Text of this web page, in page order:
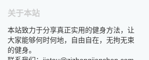
关于本站
本站致力于分享真正实用的健身方法，让
大家能够何时何地，自由自在，无拘无束
的健身。